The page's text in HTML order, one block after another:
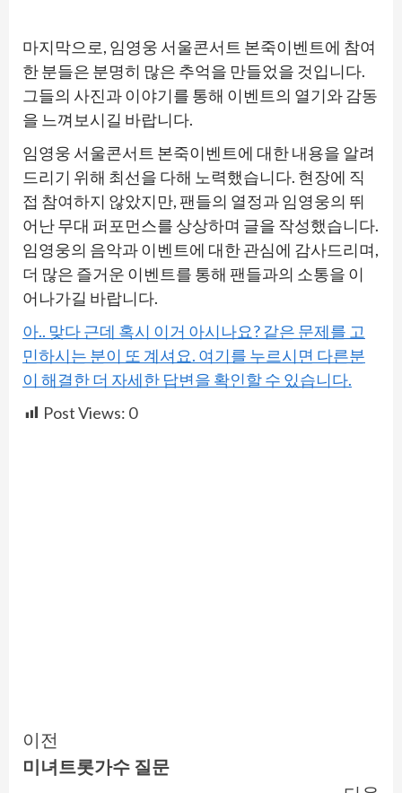
마지막으로, 임영웅 서울콘서트 본죽이벤트에 참여
한 분들은 분명히 많은 추억을 만들었을 것입니다.
그들의 사진과 이야기를 통해 이벤트의 열기와 감동
을 느껴보시길 바랍니다.
임영웅 서울콘서트 본죽이벤트에 대한 내용을 알려
드리기 위해 최선을 다해 노력했습니다. 현장에 직
접 참여하지 않았지만, 팬들의 열정과 임영웅의 뛰
어난 무대 퍼포먼스를 상상하며 글을 작성했습니다.
임영웅의 음악과 이벤트에 대한 관심에 감사드리며,
더 많은 즐거운 이벤트를 통해 팬들과의 소통을 이
어나가길 바랍니다.
아.. 맞다 근데 혹시 이거 아시나요? 같은 문제를 고
민하시는 분이 또 계셔요. 여기를 누르시면 다른분
이 해결한 더 자세한 답변을 확인할 수 있습니다.
Post Views: 0
Continue
Reading
이전
미녀트롯가수 질문